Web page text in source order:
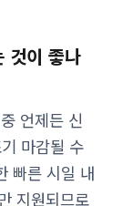
것이 좋나
언제든 신
마감될 수
빠른 시일 내
지원되므로